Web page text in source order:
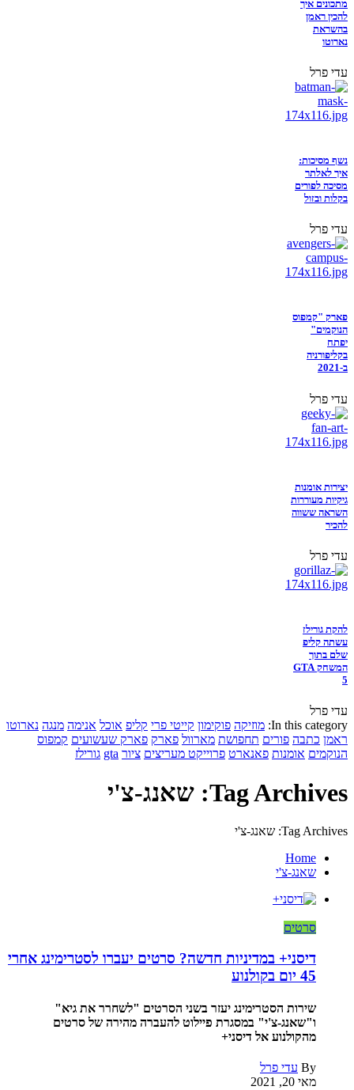
מתכונים איך
להכין ראמן
בהשראת
נארוטו
עדי פרל
נשף מסיכות:
איך לאלתר
מסיכה לפורים
בקלות ובזול
עדי פרל
פארק "קמפוס
הנוקמים"
יפתח
בקליפורניה
ב-2021
עדי פרל
יצירות אומנות
גיקיות מעוררות
השראה ששווה
להכיר
עדי פרל
להקת גורילז
עשתה קליפ
שלם בתוך
המשחק GTA
5
עדי פרל
In this category: מוזיקה פוקימון קייטי פרי קליפ אוכל אנימה מנגה נארוטו
ראמן כתבה פורים תחפושת מארוול פארק פארק שעשועים קמפוס
הנוקמים אומנות פאנארט פרוייקט מעריצים ציור gta גורילז
Tag Archives: שאנג-צ'י
Tag Archives: שאנג-צ'י
Home
שאנג-צ'י
סרטים
דיסני+ במדיניות חדשה? סרטים יעברו לסטרימינג אחרי
45 יום בקולנוע
שירות הסטרימינג יעזר בשני הסרטים "לשחרר את גיא"
ו"שאנג-צ'י" במסגרת פיילוט להעברה מהירה של סרטים
מהקולנוע אל דיסני+
By עדי פרל
מאי 20, 2021